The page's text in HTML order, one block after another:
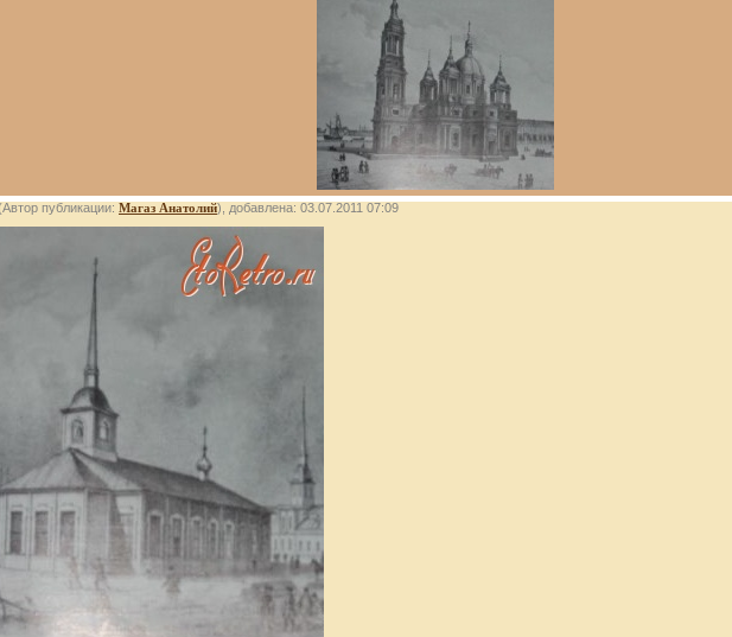
публикации: Магаз Анатолий), добавлена: 03.07.2011 07:09